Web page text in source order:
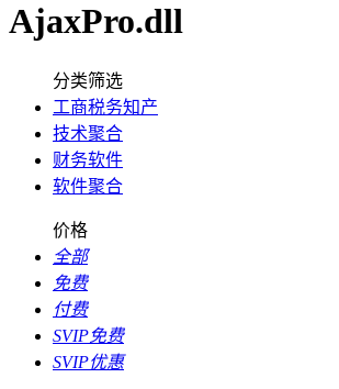
AjaxPro.dll
分类筛选
工商税务知产
技术聚合
财务软件
软件聚合
价格
全部
免费
付费
SVIP免费
SVIP优惠